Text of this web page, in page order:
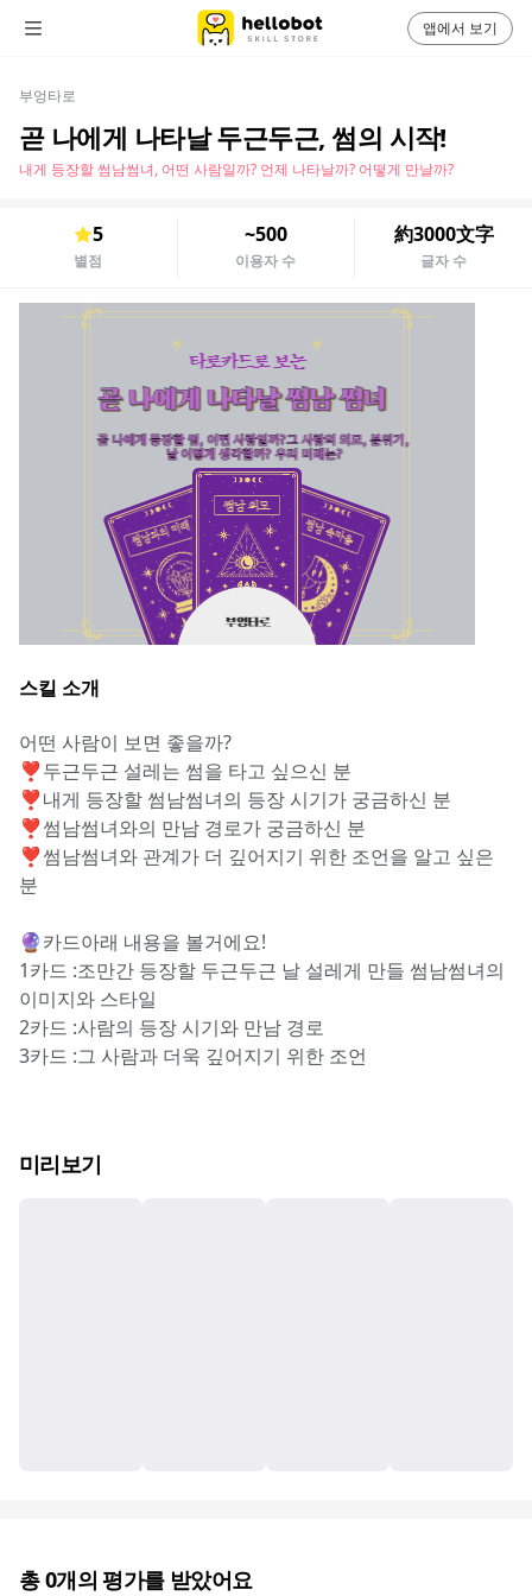
부엉타로
곧 나에게 나타날 두근두근, 썸의 시작!
내게 등장할 썸남썸녀, 어떤 사람일까? 언제 나타날까? 어떻게 만날까?
5
별점
~500
이용자 수
約3000文字
글자 수
스킬 소개
어떤 사람이 보면 좋을까?
❣두근두근 설레는 썸을 타고 싶으신 분
❣내게 등장할 썸남썸녀의 등장 시기가 궁금하신 분
❣썸남썸녀와의 만남 경로가 궁금하신 분
❣썸남썸녀와 관계가 더 깊어지기 위한 조언을 알고 싶은
분
🔮카드아래 내용을 볼거에요!
1카드 :조만간 등장할 두근두근 날 설레게 만들 썸남썸녀의
이미지와 스타일
2카드 :사람의 등장 시기와 만남 경로
3카드 :그 사람과 더욱 깊어지기 위한 조언
미리보기
총0개의 평가를 받았어요
앱에서 보기